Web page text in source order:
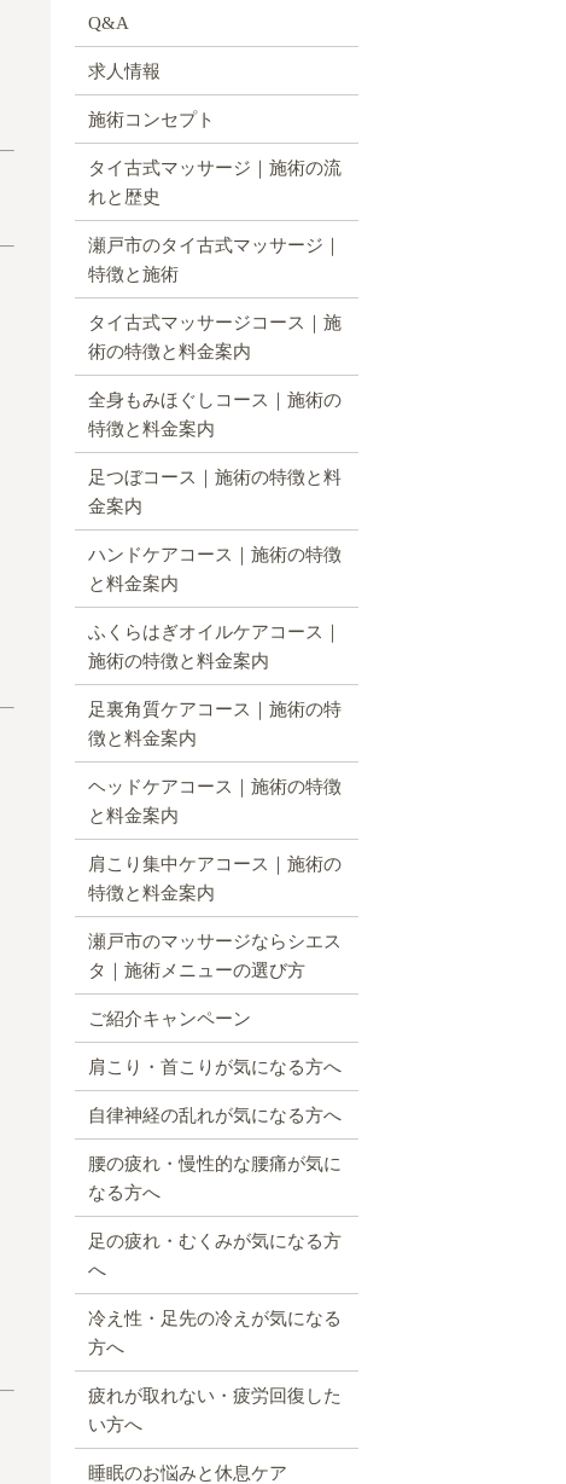
Q&A
求人情報
施術コンセプト
タイ古式マッサージ｜施術の流
れと歴史
瀬戸市のタイ古式マッサージ｜
特徴と施術
タイ古式マッサージコース｜施
術の特徴と料金案内
全身もみほぐしコース｜施術の
特徴と料金案内
足つぼコース｜施術の特徴と料
金案内
ハンドケアコース｜施術の特徴
と料金案内
ふくらはぎオイルケアコース｜
施術の特徴と料金案内
足裏角質ケアコース｜施術の特
徴と料金案内
ヘッドケアコース｜施術の特徴
と料金案内
肩こり集中ケアコース｜施術の
特徴と料金案内
瀬戸市のマッサージならシエス
タ｜施術メニューの選び方
ご紹介キャンペーン
肩こり・首こりが気になる方へ
自律神経の乱れが気になる方へ
腰の疲れ・慢性的な腰痛が気に
なる方へ
足の疲れ・むくみが気になる方
へ
冷え性・足先の冷えが気になる
方へ
疲れが取れない・疲労回復した
い方へ
睡眠のお悩みと休息ケア